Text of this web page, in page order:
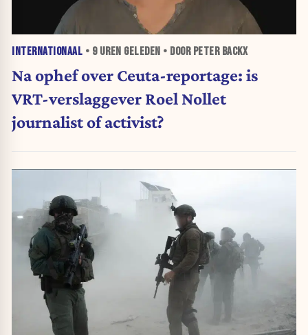
INTERNATIONAAL • 9 UREN GELEDEN • DOOR PETER BACKX
Na ophef over Ceuta-reportage: is
VRT-verslaggever Roel Nollet
journalist of activist?